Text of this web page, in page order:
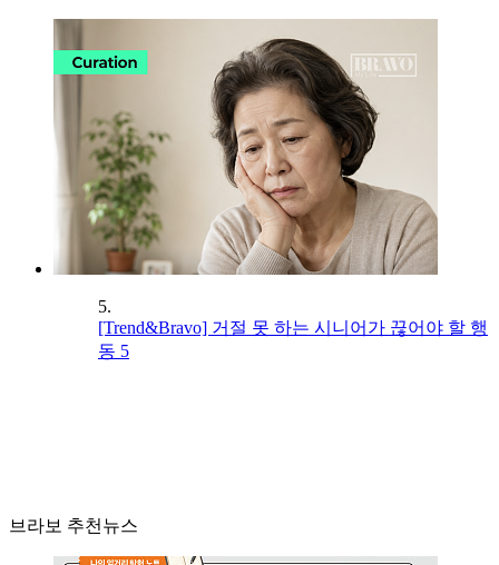
5.
[Trend&Bravo] 거절 못 하는 시니어가 끊어야 할 행
동 5
브라보 추천뉴스